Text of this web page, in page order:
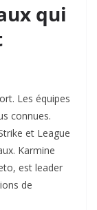
qui
Les équipes
connues.
et League
Karmine
est leader
de